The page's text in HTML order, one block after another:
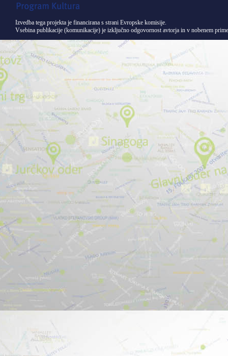
Izvedba tega projekta je financirana s strani Evropske komisije.
Vsebina publikacije (komunikacije) je izključno odgovornost avtorja in v nobenem